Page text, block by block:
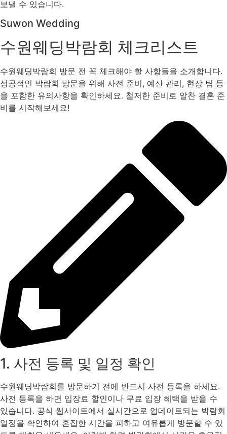
보낼 수 있습니다.
Suwon Wedding
수원웨딩박람회 체크리스트
수원웨딩박람회 방문 전 꼭 체크해야 할 사항들을 소개합니다.
성공적인 박람회 방문을 위해 사전 준비, 예산 관리, 현장 팁 등
을 포함한 유의사항을 확인하세요. 철저한 준비로 알찬 결혼 준
비를 시작해보세요!
1. 사전 등록 및 일정 확인
수원웨딩박람회를 방문하기 전에 반드시 사전 등록을 하세요.
사전 등록을 하면 입장료 할인이나 무료 입장 혜택을 받을 수
있습니다. 공식 웹사이트에서 실시간으로 업데이트되는 박람회
일정을 확인하여 혼잡한 시간을 피하고 여유롭게 방문할 수 있